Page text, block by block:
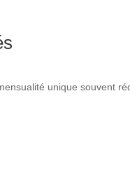
unique souvent